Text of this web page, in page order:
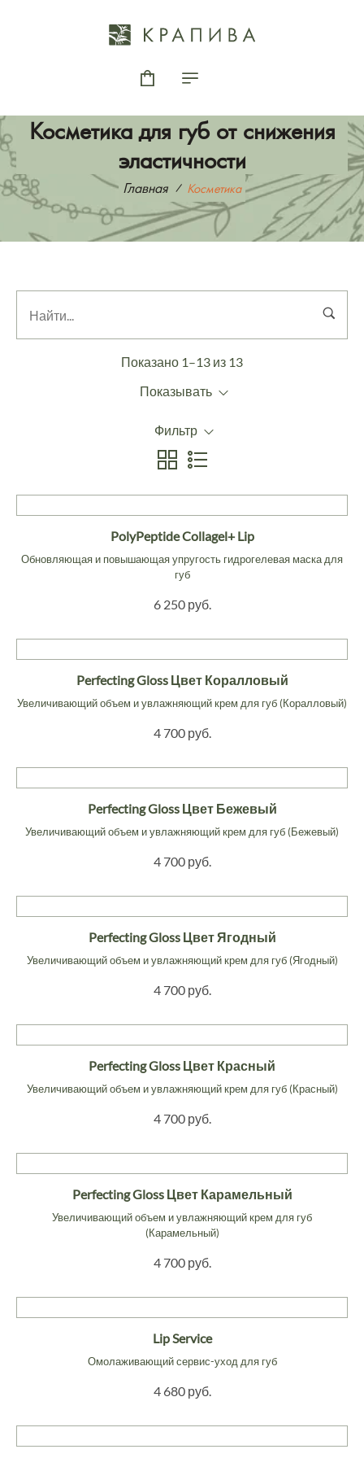
Косметика для губ от снижения
эластичности
Главная Косметика
Показано 1–13 из 13
Показывать
Фильтр
PolyPeptide Collagel+ Lip
Обновляющая и повышающая упругость гидрогелевая маска для
губ
6 250 руб.
Perfecting Gloss Цвет Коралловый
Увеличивающий объем и увлажняющий крем для губ (Коралловый)
4 700 руб.
Perfecting Gloss Цвет Бежевый
Увеличивающий объем и увлажняющий крем для губ (Бежевый)
4 700 руб.
Perfecting Gloss Цвет Ягодный
Увеличивающий объем и увлажняющий крем для губ (Ягодный)
4 700 руб.
Perfecting Gloss Цвет Красный
Увеличивающий объем и увлажняющий крем для губ (Красный)
4 700 руб.
Perfecting Gloss Цвет Карамельный
Увеличивающий объем и увлажняющий крем для губ
(Карамельный)
4 700 руб.
Lip Service
Омолаживающий сервис-уход для губ
4 680 руб.